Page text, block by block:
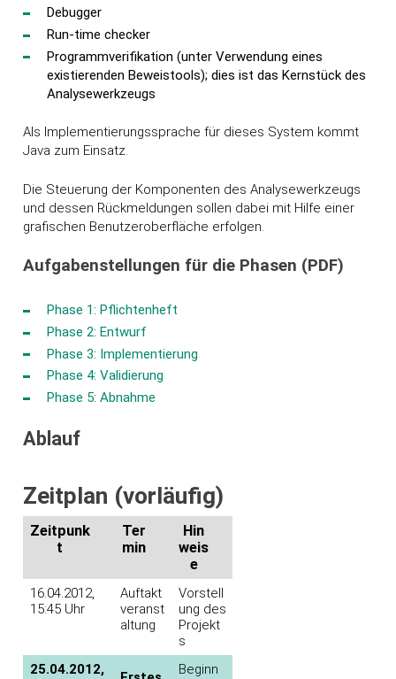
Debugger
Run-time checker
Programmverifikation (unter Verwendung eines
existierenden Beweistools); dies ist das Kernstück des
Analysewerkzeugs
Als Implementierungssprache für dieses System kommt
Java zum Einsatz.
Die Steuerung der Komponenten des Analysewerkzeugs
und dessen Rückmeldungen sollen dabei mit Hilfe einer
grafischen Benutzeroberfläche erfolgen.
Aufgabenstellungen für die Phasen (PDF)
Phase 1: Pflichtenheft
Phase 2: Entwurf
Phase 3: Implementierung
Phase 4: Validierung
Phase 5: Abnahme
Ablauf
Zeitplan (vorläufig)
Zeitpunk
t
Ter
min
Hin
weis
e
16.04.2012,
15:45 Uhr
Auftakt
veranst
altung
Vorstell
ung des
Projekt
s
25.04.2012,
Beginn